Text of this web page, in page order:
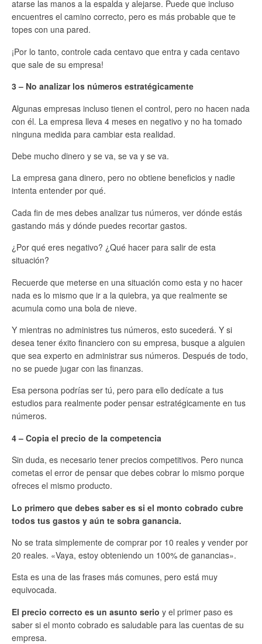
atarse las manos a la espalda y alejarse. Puede que incluso
encuentres el camino correcto, pero es más probable que te
topes con una pared.
¡Por lo tanto, controle cada centavo que entra y cada centavo
que sale de su empresa!
3 – No analizar los números estratégicamente
Algunas empresas incluso tienen el control, pero no hacen nada
con él. La empresa lleva 4 meses en negativo y no ha tomado
ninguna medida para cambiar esta realidad.
Debe mucho dinero y se va, se va y se va.
La empresa gana dinero, pero no obtiene beneficios y nadie
intenta entender por qué.
Cada fin de mes debes analizar tus números, ver dónde estás
gastando más y dónde puedes recortar gastos.
¿Por qué eres negativo? ¿Qué hacer para salir de esta
situación?
Recuerde que meterse en una situación como esta y no hacer
nada es lo mismo que ir a la quiebra, ya que realmente se
acumula como una bola de nieve.
Y mientras no administres tus números, esto sucederá. Y si
desea tener éxito financiero con su empresa, busque a alguien
que sea experto en administrar sus números. Después de todo,
no se puede jugar con las finanzas.
Esa persona podrías ser tú, pero para ello dedícate a tus
estudios para realmente poder pensar estratégicamente en tus
números.
4 – Copia el precio de la competencia
Sin duda, es necesario tener precios competitivos. Pero nunca
cometas el error de pensar que debes cobrar lo mismo porque
ofreces el mismo producto.
Lo primero que debes saber es si el monto cobrado cubre
todos tus gastos y aún te sobra ganancia.
No se trata simplemente de comprar por 10 reales y vender por
20 reales. «Vaya, estoy obteniendo un 100% de ganancias».
Esta es una de las frases más comunes, pero está muy
equivocada.
El precio correcto es un asunto serio y el primer paso es
saber si el monto cobrado es saludable para las cuentas de su
empresa.